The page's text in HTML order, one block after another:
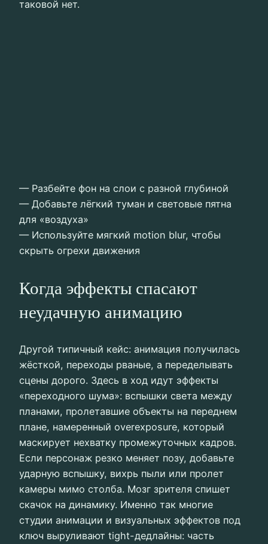
таковой нет.
— Разбейте фон на слои с разной глубиной
— Добавьте лёгкий туман и световые пятна
для «воздуха»
— Используйте мягкий motion blur, чтобы
скрыть огрехи движения
Когда эффекты спасают
неудачную анимацию
Другой типичный кейс: анимация получилась
жёсткой, переходы рваные, а переделывать
сцены дорого. Здесь в ход идут эффекты
«переходного шума»: вспышки света между
планами, пролетавшие объекты на переднем
плане, намеренный overexposure, который
маскирует нехватку промежуточных кадров.
Если персонаж резко меняет позу, добавьте
ударную вспышку, вихрь пыли или пролет
камеры мимо столба. Мозг зрителя спишет
скачок на динамику. Именно так многие
студии анимации и визуальных эффектов под
ключ выруливают tight-дедлайны: часть